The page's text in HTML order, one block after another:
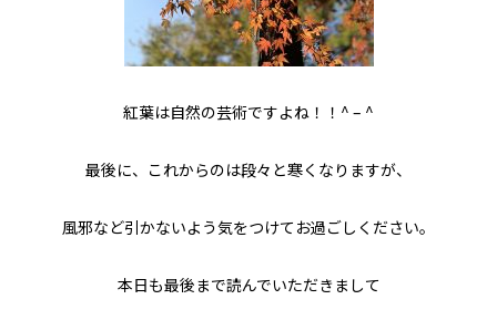
紅葉は自然の芸術ですよね！！^ – ^
最後に、これからのは段々と寒くなりますが、
風邪など引かないよう気をつけてお過ごしください。
本日も最後まで読んでいただきまして